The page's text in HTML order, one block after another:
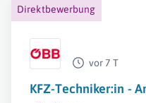
Direktbewerbung
vor 7 T
KFZ-Techniker:in -